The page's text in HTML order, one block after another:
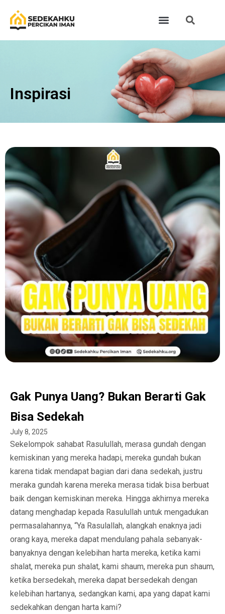
Inspirasi
Gak Punya Uang? Bukan Berarti Gak
Bisa Sedekah
July 8, 2025
Sekelompok sahabat Rasulullah, merasa gundah dengan
kemiskinan yang mereka hadapi, mereka gundah bukan
karena tidak mendapat bagian dari dana sedekah, justru
meraka gundah karena mereka merasa tidak bisa berbuat
baik dengan kemiskinan mereka. Hingga akhirnya mereka
datang menghadap kepada Rasulullah untuk mengadukan
permasalahannya, “Ya Rasulallah, alangkah enaknya jadi
orang kaya, mereka dapat mendulang pahala sebanyak-
banyaknya dengan kelebihan harta mereka, ketika kami
shalat, mereka pun shalat, kami shaum, mereka pun shaum,
ketika bersedekah, mereka dapat bersedekah dengan
kelebihan hartanya, sedangkan kami, apa yang dapat kami
sedekahkan dengan harta kami?